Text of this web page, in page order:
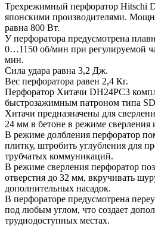
Трехрежимный перфоратор Hitschi
японскими производителями.
равна 800 Вт.
У перфоратора предусмотрена
0…1150 об/мин при регулируемой
мин.
Сила удара равна 3,2 Дж.
Вес перфоратора равен 2,4 Кг.
Перфоратор Хитачи DH24PC3
быстрозажимным патроном типа
Хитачи предназначены для
24 мм в бетоне в режиме сверления
В режиме долбления перфоратор
плитку, штробить углубления для
трубчатых коммуникаций.
В режиме сверления перфоратор
отверстия до 32 мм, вкручивать
дополнительных насадок.
В перфораторе предусмотрена
под любым углом, что создает
труднодоступных местах.